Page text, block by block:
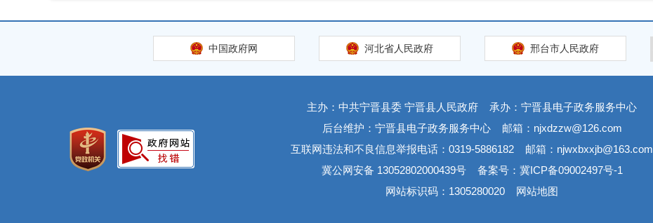
中国政府网 河北省人民政府 邢台市人民政府
主办：中共宁晋县委 宁晋县人民政府
承办：宁晋县电子政务服务中心
后台维护：宁晋县电子政务服务中心
邮箱：njxdzzw@126.com
互联网违法和不良信息举报电话：0319-5886182
邮箱：njwxbxxjb@163.com
冀公网安备 13052802000439号
备案号：冀ICP备09002497号-1
网站标识码：1305280020
网站地图